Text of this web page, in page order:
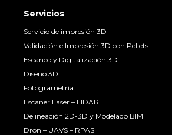
Servicios
Servicio de impresión 3D
Validación e Impresión 3D con Pellets
Escaneo y Digitalización 3D
Diseño 3D
Fotogrametría
Escáner Láser – LIDAR
Delineación 2D-3D y Modelado BIM
Dron – UAVS – RPAS